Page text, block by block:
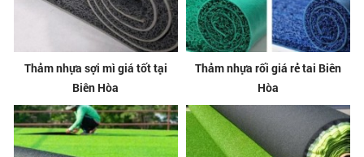
Thảm nhựa sợi mì giá tốt tại
Biên Hòa
Thảm nhựa rối giá rẻ tai Biên
Hòa